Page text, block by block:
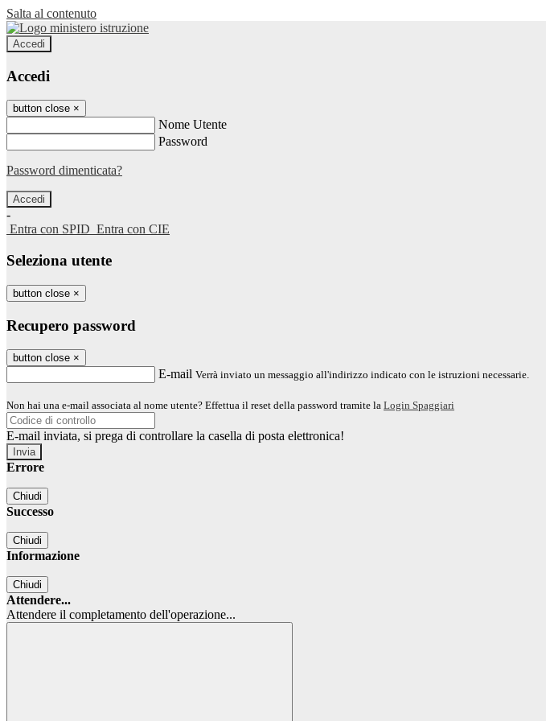
Salta al contenuto
Accedi
Accedi
button close ×
Nome Utente
Password
Password dimenticata?
-
Entra con SPID Entra con CIE
Seleziona utente
button close ×
Recupero password
button close ×
E-mail Verrà inviato un messaggio all'indirizzo indicato con le istruzioni necessarie.
Non hai una e-mail associata al nome utente? Effettua il reset della password tramite la Login Spaggiari
E-mail inviata, si prega di controllare la casella di posta elettronica!
Errore
Chiudi
Successo
Chiudi
Informazione
Chiudi
Attendere...
Attendere il completamento dell'operazione...